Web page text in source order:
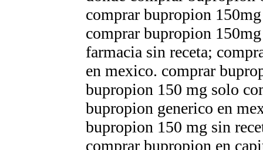
comprar bupropion
comprar bupropion
farmacia sin receta;
en mexico. comprar
bupropion 150 mg solo
bupropion generico en
bupropion 150 mg sin
comprar bupropion en